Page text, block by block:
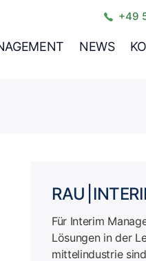
+49
NEWS
RAU |
Für Interim
Lösungen in der
mittel­industrie